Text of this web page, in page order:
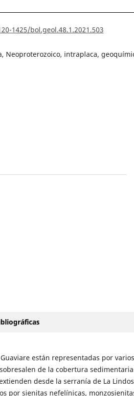
1425/bol.geol.48.1.2021.503
Neoproterozoico, intraplaca,
están representadas por varios
de la cobertura sedimentaria
desde la serranía de La
por sienitas nefelínicas,